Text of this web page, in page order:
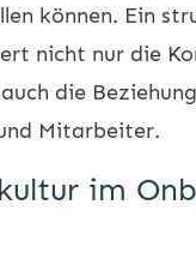
können. Ein
nicht nur die
die
Mitarbeiter.
im